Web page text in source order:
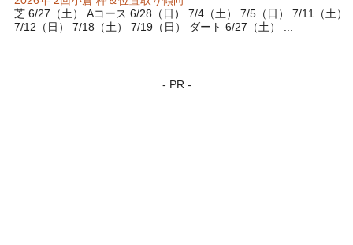
芝 6/27（土） Aコース 6/28（日） 7/4（土） 7/5（日） 7/11（土）
7/12（日） 7/18（土） 7/19（日） ダート 6/27（土） ...
- PR -